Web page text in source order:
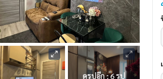
ดูรูปอีก : 6 รูป